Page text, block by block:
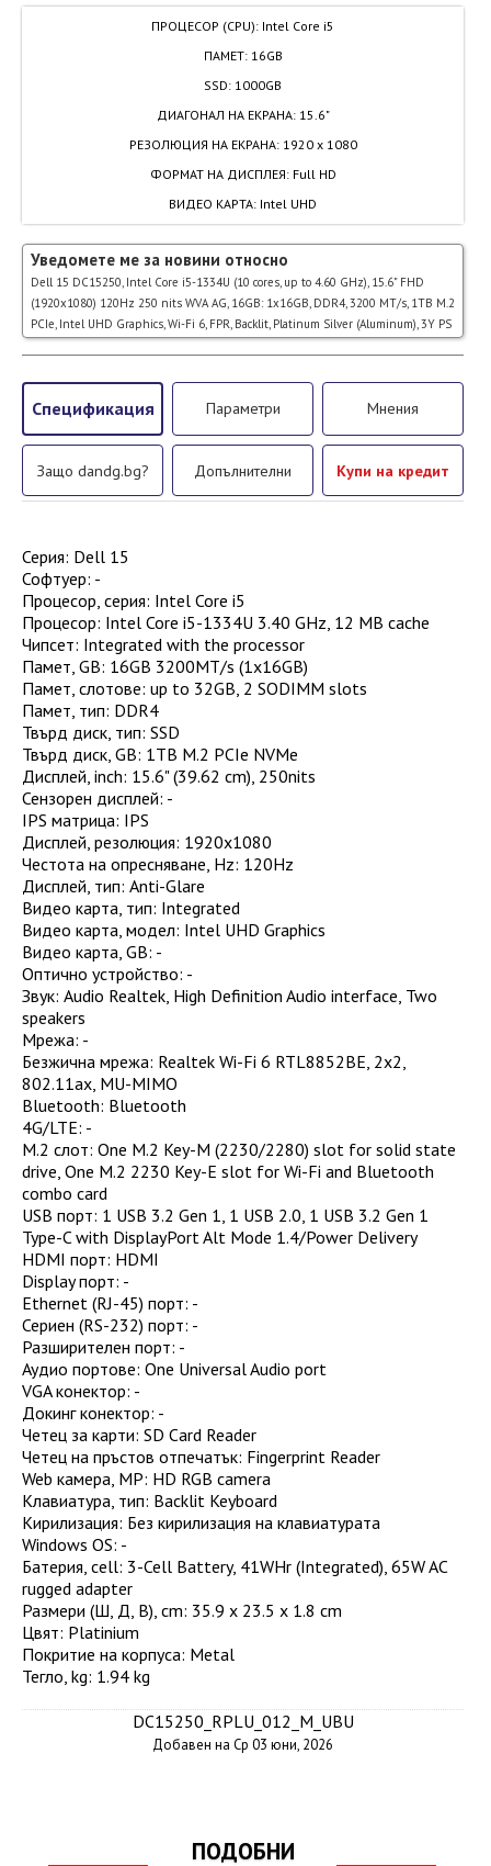
ПРОЦЕСОР (CPU): Intel Core i5
ПАМЕТ: 16GB
SSD: 1000GB
ДИАГОНАЛ НА ЕКРАНА: 15.6"
РЕЗОЛЮЦИЯ НА ЕКРАНА: 1920 x 1080
ФОРМАТ НА ДИСПЛЕЯ: Full HD
ВИДЕО КАРТА: Intel UHD
Уведомете ме за новини относно
Dell 15 DC15250, Intel Core i5-1334U (10 cores, up to 4.60 GHz), 15.6" FHD
(1920x1080) 120Hz 250 nits WVA AG, 16GB: 1x16GB, DDR4, 3200 MT/s, 1TB M.2
PCIe, Intel UHD Graphics, Wi-Fi 6, FPR, Backlit, Platinum Silver (Aluminum), 3Y PS
Спецификация Параметри Мнения
Защо dandg.bg? Допълнителни Купи на кредит
Серия: Dell 15
Софтуер: -
Процесор, серия: Intel Core i5
Процесор: Intel Core i5-1334U 3.40 GHz, 12 MB cache
Чипсет: Integrated with the processor
Памет, GB: 16GB 3200MT/s (1x16GB)
Памет, слотове: up to 32GB, 2 SODIMM slots
Памет, тип: DDR4
Твърд диск, тип: SSD
Твърд диск, GB: 1TB M.2 PCIe NVMe
Дисплей, inch: 15.6" (39.62 cm), 250nits
Сензорен дисплей: -
IPS матрица: IPS
Дисплей, резолюция: 1920x1080
Честота на опресняване, Hz: 120Hz
Дисплей, тип: Anti-Glare
Видео карта, тип: Integrated
Видео карта, модел: Intel UHD Graphics
Видео карта, GB: -
Оптично устройство: -
Звук: Audio Realtek, High Definition Audio interface, Two
speakers
Мрежа: -
Безжична мрежа: Realtek Wi-Fi 6 RTL8852BE, 2x2,
802.11ax, MU-MIMO
Bluetooth: Bluetooth
4G/LTE: -
M.2 слот: One M.2 Key-M (2230/2280) slot for solid state
drive, One M.2 2230 Key-E slot for Wi-Fi and Bluetooth
combo card
USB порт: 1 USB 3.2 Gen 1, 1 USB 2.0, 1 USB 3.2 Gen 1
Type-C with DisplayPort Alt Mode 1.4/Power Delivery
HDMI порт: HDMI
Display порт: -
Ethernet (RJ-45) порт: -
Сериен (RS-232) порт: -
Разширителен порт: -
Аудио портове: One Universal Audio port
VGA конектор: -
Докинг конектор: -
Четец за карти: SD Card Reader
Четец на пръстов отпечатък: Fingerprint Reader
Web камера, MP: HD RGB camera
Клавиатура, тип: Backlit Keyboard
Кирилизация: Без кирилизация на клавиатурата
Windows OS: -
Батерия, cell: 3-Cell Battery, 41WHr (Integrated), 65W AC
rugged adapter
Размери (Ш, Д, В), cm: 35.9 x 23.5 x 1.8 cm
Цвят: Platinium
Покритие на корпуса: Metal
Тегло, kg: 1.94 kg
DC15250_RPLU_012_M_UBU
Добавен на Ср 03 юни, 2026
ПОДОБНИ